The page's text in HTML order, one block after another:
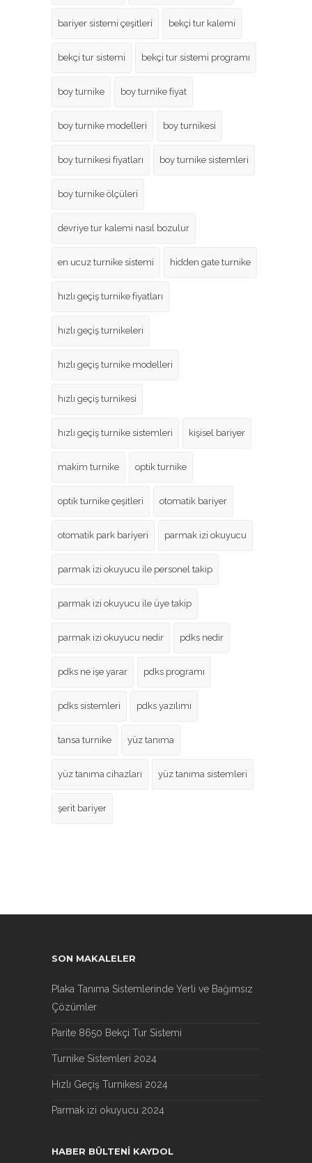
bariyer sistemi çeşitleri bekçi tur kalemi
bekçi tur sistemi bekçi tur sistemi programı
boy turnike boy turnike fiyat
boy turnike modelleri boy turnikesi
boy turnikesi fiyatları boy turnike sistemleri
boy turnike ölçüleri
devriye tur kalemi nasıl bozulur
en ucuz turnike sistemi hidden gate turnike
hızlı geçiş turnike fiyatları
hızlı geçiş turnikeleri
hızlı geçiş turnike modelleri
hızlı geçiş turnikesi
hızlı geçiş turnike sistemleri kişisel bariyer
makim turnike optik turnike
optik turnike çeşitleri otomatik bariyer
otomatik park bariyeri parmak izi okuyucu
parmak izi okuyucu ile personel takip
parmak izi okuyucu ile üye takip
parmak izi okuyucu nedir pdks nedir
pdks ne işe yarar pdks programı
pdks sistemleri pdks yazılımı
tansa turnike yüz tanıma
yüz tanıma cihazları yüz tanıma sistemleri
şerit bariyer
SON MAKALELER
Plaka Tanıma Sistemlerinde Yerli ve Bağımsız
Çözümler
Parite 8650 Bekçi Tur Sistemi
Turnike Sistemleri 2024
Hızlı Geçiş Turnikesi 2024
Parmak izi okuyucu 2024
HABER BÜLTENI KAYDOL